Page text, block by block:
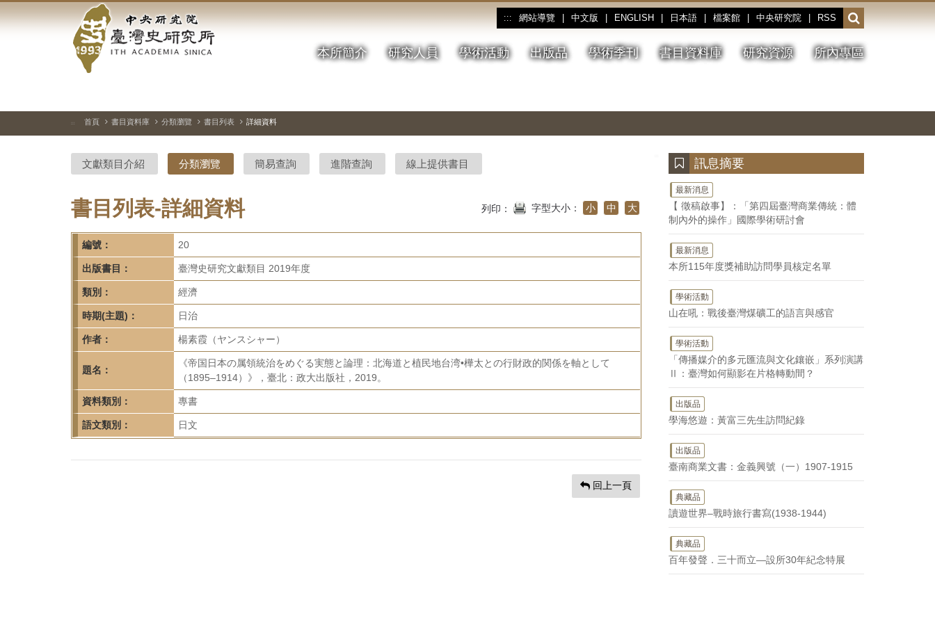
到
中
央
研
院-
臺
灣
史
研
究
所-
首
頁
::: 網站導覽 中文版 ENGLISH 日本語 檔案館 中央研究院 RSS
開
啟
或
收
本所簡介 研究人員 學術活動 出版品 學術季刊 書目資料庫 研究資源 所內專區
停、
圖
圖
結
::: 首頁 書目資料庫 分類瀏覽 書目列表 詳細資料
文獻類目介紹 分類瀏覽 簡易查詢 進階查詢 線上提供書目
書目列表-詳細資料 列印： 字型大小： 小 中 大
編號： 20
出版書目： 臺灣史研究文獻類目 2019年度
類別： 經濟
時期(主題)： 日治
作者： 楊素霞（ヤンスシャー）
題名：
《帝国日本の属領統治をめぐる実態と論理：北海道と植民地台湾•樺太との行財政的関係を軸として
（1895–1914）》，臺北：政大出版社，2019。
資料類別： 專書
語文類別： 日文
回上一頁
訊息摘要
最新消息
【 徵稿啟事】：「第四屆臺灣商業傳統：體
制內外的操作」國際學術研討會
最新消息
本所115年度獎補助訪問學員核定名單
學術活動
山在吼：戰後臺灣煤礦工的語言與感官
學術活動
「傳播媒介的多元匯流與文化鑲嵌」系列演講
Ⅱ：臺灣如何顯影在片格轉動間？
出版品
學海悠遊：黃富三先生訪問紀錄
出版品
臺南商業文書：金義興號（一）1907-1915
典藏品
讀遊世界–戰時旅行書寫(1938-1944)
典藏品
百年發聲．三十而立—設所30年紀念特展